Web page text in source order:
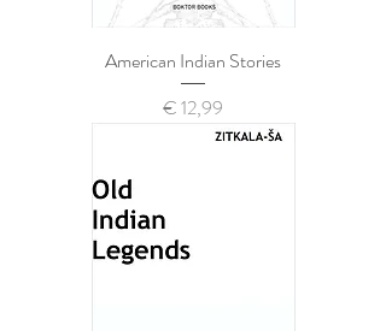
American Indian Stories
Prijs
€ 12,99